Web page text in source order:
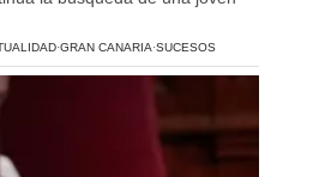
·GRAN CANARIA·SUCESOS